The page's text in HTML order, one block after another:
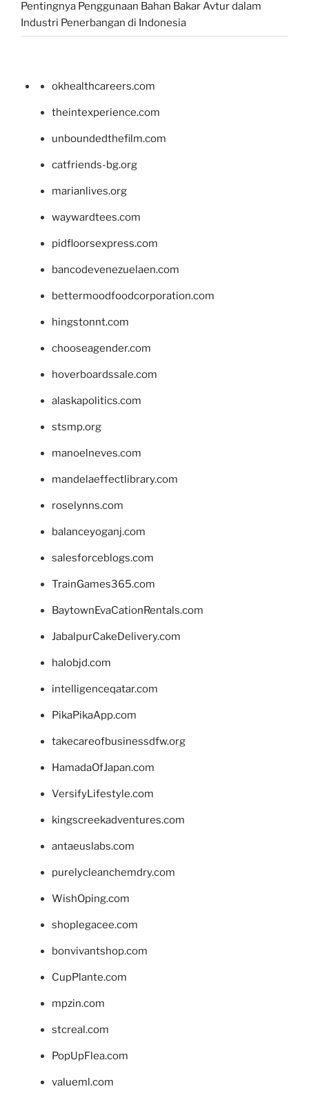
Pentingnya Penggunaan Bahan Bakar Avtur dalam
Industri Penerbangan di Indonesia
okhealthcareers.com
theintexperience.com
unboundedthefilm.com
catfriends-bg.org
marianlives.org
waywardtees.com
pidfloorsexpress.com
bancodevenezuelaen.com
bettermoodfoodcorporation.com
hingstonnt.com
chooseagender.com
hoverboardssale.com
alaskapolitics.com
stsmp.org
manoelneves.com
mandelaeffectlibrary.com
roselynns.com
balanceyoganj.com
salesforceblogs.com
TrainGames365.com
BaytownEvaCationRentals.com
JabalpurCakeDelivery.com
halobjd.com
intelligenceqatar.com
PikaPikaApp.com
takecareofbusinessdfw.org
HamadaOfJapan.com
VersifyLifestyle.com
kingscreekadventures.com
antaeuslabs.com
purelycleanchemdry.com
WishOping.com
shoplegacee.com
bonvivantshop.com
CupPlante.com
mpzin.com
stcreal.com
PopUpFlea.com
valueml.com